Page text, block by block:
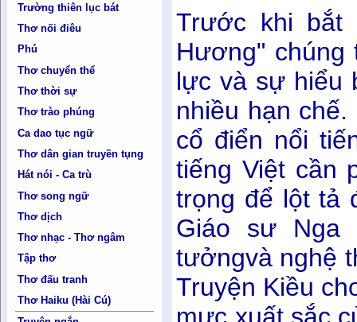
Trường thiên lục bát
Thơ nối điêu
Phú
Thơ chuyển thể
Thơ thời sự
Thơ trào phúng
Ca dao tục ngữ
Thơ dân gian truyền tụng
Hát nói - Ca trù
Thơ song ngữ
Thơ dịch
Thơ nhạc - Thơ ngâm
Tập thơ
Thơ đấu tranh
Thơ Haiku (Hài Cú)
Trước khi bắt
Hương" chúng
lực và sự hiểu
nhiều hạn
cổ điển nổi
tiếng Việt cần
trọng để lột tả
Giáo sư Nga
tưởngvà nghệ
Truyện Kiều